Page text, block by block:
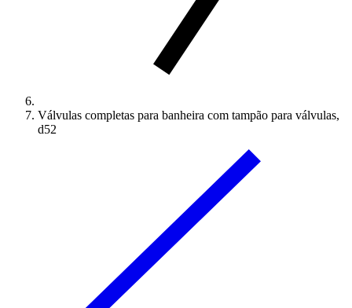
Válvulas completas para banheira com tampão para válvulas,
d52